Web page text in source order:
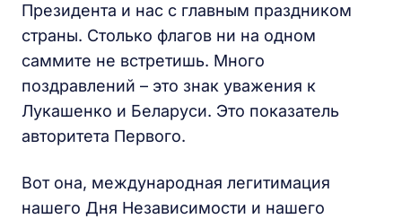
Президента и нас с главным праздником
страны. Столько флагов ни на одном
саммите не встретишь. Много
поздравлений – это знак уважения к
Лукашенко и Беларуси. Это показатель
авторитета Первого.
Вот она, международная легитимация
нашего Дня Независимости и нашего